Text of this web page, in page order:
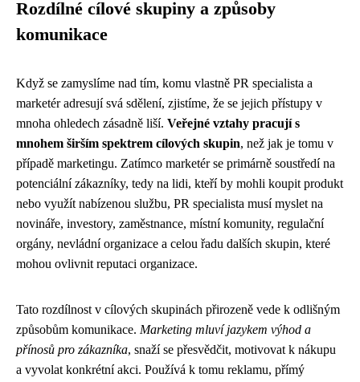
Rozdílné cílové skupiny a způsoby
komunikace
Když se zamyslíme nad tím, komu vlastně PR specialista a
marketér adresují svá sdělení, zjistíme, že se jejich přístupy v
mnoha ohledech zásadně liší. Veřejné vztahy pracují s
mnohem širším spektrem cílových skupin, než jak je tomu v
případě marketingu. Zatímco marketér se primárně soustředí na
potenciální zákazníky, tedy na lidi, kteří by mohli koupit produkt
nebo využít nabízenou službu, PR specialista musí myslet na
novináře, investory, zaměstnance, místní komunity, regulační
orgány, nevládní organizace a celou řadu dalších skupin, které
mohou ovlivnit reputaci organizace.
Tato rozdílnost v cílových skupinách přirozeně vede k odlišným
způsobům komunikace. Marketing mluví jazykem výhod a
přínosů pro zákazníka, snaží se přesvědčit, motivovat k nákupu
a vyvolat konkrétní akci. Používá k tomu reklamu, přímý